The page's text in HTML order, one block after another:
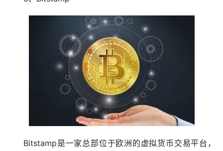
Bitstamp是一家总部位于欧洲的虚拟货币交易平台，